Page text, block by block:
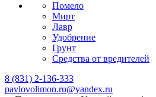
Помело
Мирт
Лавр
Удобрение
Грунт
Средства от вредителей
8 (831) 2-136-333
pavlovolimon.ru@yandex.ru